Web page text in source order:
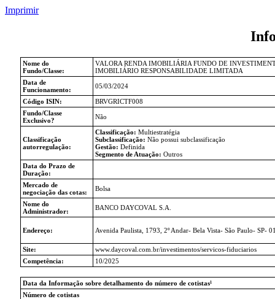
Imprimir
Nome do
Fundo/Classe:
VALORA RENDA IMOBILIÁRIA FUNDO DE
IMOBILIÁRIO RESPONSABILIDADE LIMITADA
Data de
Funcionamento:
05/03/2024
Código ISIN:
BRVGRICTF008
Fundo/Classe
Exclusivo?
Não
Classificação
autorregulação:
Classificação: Multiestratégia
Subclassificação: Não possui subclassificação
Gestão: Definida
Segmento de Atuação: Outros
Data do Prazo de
Duração:
Mercado de
negociação das cotas:
Bolsa
Nome do
Administrador:
BANCO DAYCOVAL S.A.
Endereço: Avenida Paulista, 1793, 2º Andar- Bela Vista- São Paulo- SP-
Site:
www.daycoval.com.br/investimentos/servicos-fiduciarios
Competência:
10/2025
Data da Informação sobre detalhamento do número de cotistas¹
Número de cotistas